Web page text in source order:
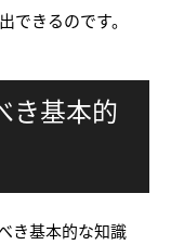
できるのです。
き基本的
き基本的な知識